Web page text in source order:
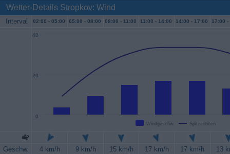
Wetter-Details Stropkov: Wind
Interval 02:00 - 05:00 05:00 - 08:00 08:00 - 11:00 11:00 - 14:00 14:00 - 17:00 17:00 -
Windgeschw. Spitzenböen
0
20
40
Geschw. 4 km/h 9 km/h 15 km/h 17 km/h 17 km/h
13